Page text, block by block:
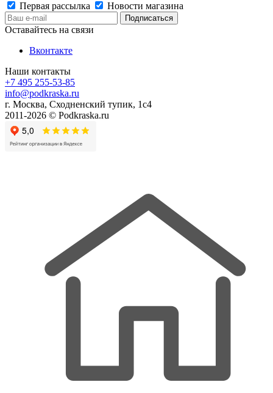
Первая рассылка
Новости магазина
Оставайтесь на связи
Вконтакте
Наши контакты
+7 495 255-53-85
info@podkraska.ru
г. Москва, Сходненский тупик, 1с4
2011-2026 © Podkraska.ru